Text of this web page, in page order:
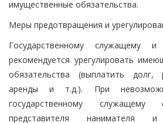
имущественные обязательства.
Меры предотвращения и
Государственному служащему
рекомендуется урегулировать
обязательства (выплатить долг,
аренды и т.д.). При
государственному служащему
представителя нанимателя и